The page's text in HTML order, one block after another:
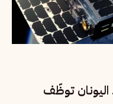
اليونان توظّف